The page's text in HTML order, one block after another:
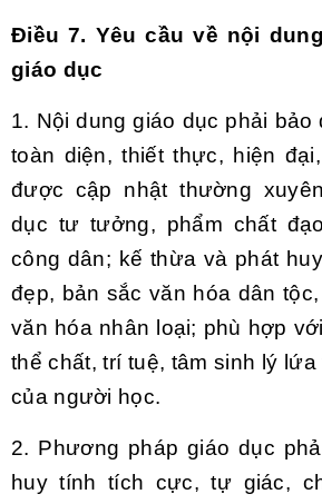
Điều 7. Yêu cầu về nội
giáo dục
1. Nội dung giáo dục phải bảo
toàn diện, thiết thực, hiện
được cập nhật thường
dục tư tưởng, phẩm chất
công dân; kế thừa và phát
đẹp, bản sắc văn hóa dân
văn hóa nhân loại; phù hợp
thể chất, trí tuệ, tâm sinh lý
của người học.
2. Phương pháp giáo dục
huy tính tích cực, tự giác,